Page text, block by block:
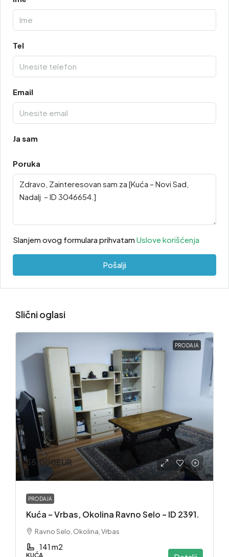
Tel
Email
Ja sam
Poruka
Slanjem ovog formulara prihvatamUslove korišćenja
Pošalji
Slični oglasi
PRODAJA
55,000EUR
PRODAJA
Kuća – Vrbas, Okolina Ravno Selo – ID 2391.
Ravno Selo, Okolina, Vrbas
141 m2
KUĆA